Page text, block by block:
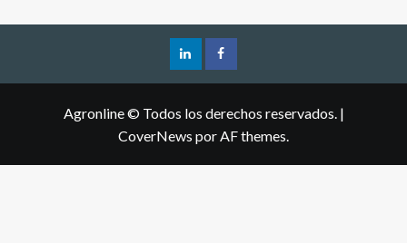
Agronline © Todos los derechos reservados. |
CoverNews por AF themes.